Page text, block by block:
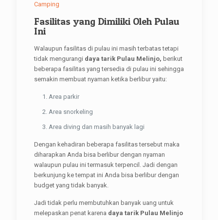
Camping
Fasilitas yang Dimiliki Oleh Pulau
Ini
Walaupun fasilitas di pulau ini masih terbatas tetapi
tidak mengurangi daya tarik Pulau Melinjo, berikut
beberapa fasilitas yang tersedia di pulau ini sehingga
semakin membuat nyaman ketika berlibur yaitu:
Area parkir
Area snorkeling
Area diving dan masih banyak lagi
Dengan kehadiran beberapa fasilitas tersebut maka
diharapkan Anda bisa berlibur dengan nyaman
walaupun pulau ini termasuk terpencil. Jadi dengan
berkunjung ke tempat ini Anda bisa berlibur dengan
budget yang tidak banyak.
Jadi tidak perlu membutuhkan banyak uang untuk
melepaskan penat karena daya tarik Pulau Melinjo